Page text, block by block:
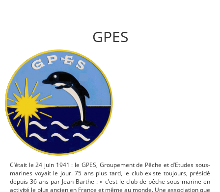
GPES
C’était le 24 juin 1941 : le GPES, Groupement de Pêche et d’Etudes sous-
marines voyait le jour. 75 ans plus tard, le club existe toujours, présidé
depuis 36 ans par Jean Barthe : « c’est le club de pêche sous-marine en
activité le plus ancien en France et même au monde. Une association que